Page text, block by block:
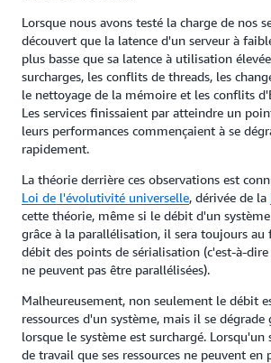
Lorsque nous avons testé la charge de nos
découvert que la latence d'un serveur à
plus basse que sa latence à utilisation
surcharges, les conflits de threads, les
le nettoyage de la mémoire et les conflits
Les services finissaient par atteindre un
leurs performances commençaient à se
rapidement.
La théorie derrière ces observations est
Loi de l'évolutivité universelle, dérivée de la
cette théorie, même si le débit d'un
grâce à la parallélisation, il sera toujours
débit des points de sérialisation (c'est-à-dire
ne peuvent pas être parallélisées).
Malheureusement, non seulement le débit
ressources d'un système, mais il se dégrade
lorsque le système est surchargé.
de travail que ses ressources ne peuvent en